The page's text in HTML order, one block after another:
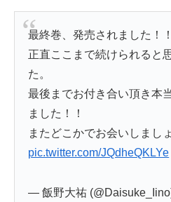
最終巻、発売されました！！
正直ここまで続けられると
た。
最後までお付き合い頂き本
ました！！
またどこかでお会いしまし
pic.twitter.com/JQdheQKLYe
— 飯野大祐